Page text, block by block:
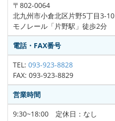
〒802-0064
北九州市小倉北区片野5丁目3-10
モノレール「片野駅」徒歩2分
電話・FAX番号
TEL: 093-923-8828
FAX: 093-923-8829
営業時間
9:30~18:00 定休日：なし